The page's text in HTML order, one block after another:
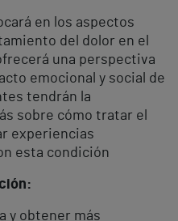
en los aspectos
del dolor en el
una perspectiva
emocional y social de
tendrán la
sobre cómo tratar el
experiencias
esta condición
y obtener más